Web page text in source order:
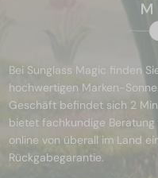
Bei Sunglass Magic finden
hochwertigen Marken-
Geschäft befindet sich 2
bietet fachkundige
online von überall im Land
Rückgabegarantie.